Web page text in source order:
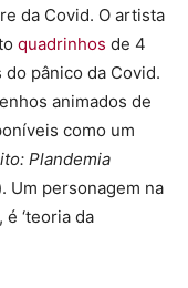
da Covid. O artista
quadrinhos de 4
pânico da Covid.
animados de
como um
Plandemia
Um personagem na
‘teoria da